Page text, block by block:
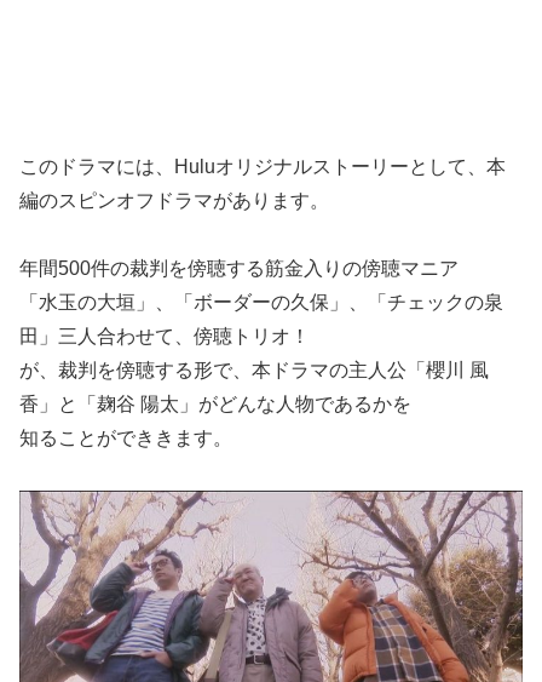
このドラマには、Huluオリジナルストーリーとして、本
編のスピンオフドラマがあります。
年間500件の裁判を傍聴する筋金入りの傍聴マニア
「水玉の大垣」、「ボーダーの久保」、「チェックの泉
田」三人合わせて、傍聴トリオ！
が、裁判を傍聴する形で、本ドラマの主人公「櫻川 風
香」と「麹谷 陽太」がどんな人物であるかを
知ることができきます。